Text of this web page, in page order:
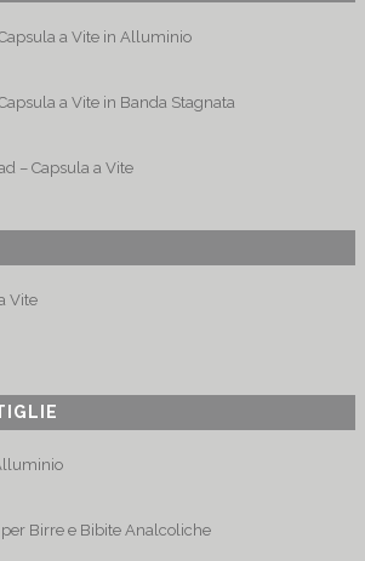
a Vite in Alluminio
a Vite in Banda Stagnata
– Capsula a Vite
Vite
Birre e Bibite Analcoliche